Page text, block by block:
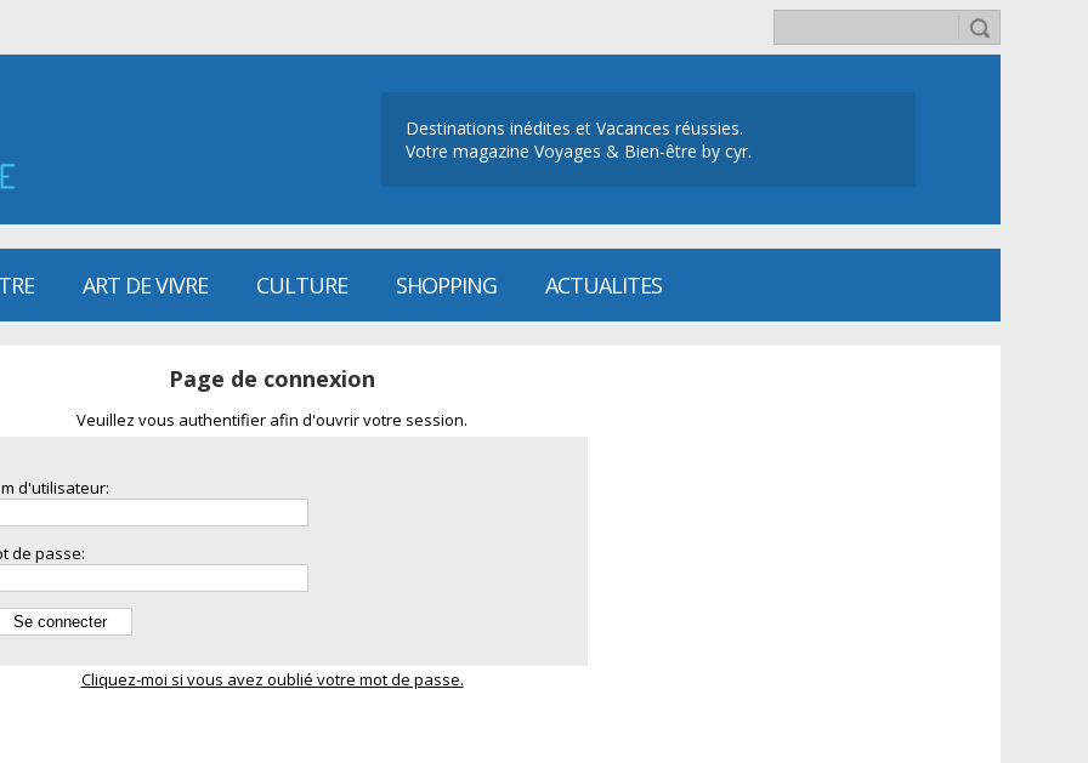
Destinations inédites et Vacances réussies.
Votre magazine Voyages & Bien-être by cyr.
ART DE VIVRE CULTURE SHOPPING ACTUALITES
Page de connexion
Veuillez vous authentifier afin d'ouvrir votre session.
d'utilisateur:
de passe:
Cliquez-moi si vous avez oublié votre mot de passe.